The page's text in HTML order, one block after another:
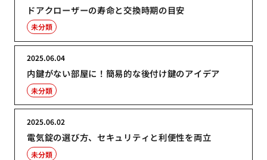
ドアクローザーの寿命と交換時期の目安
未分類
内鍵がない部屋に！簡易的な後付け鍵のアイデア
2025.06.04
未分類
電気錠の選び方、セキュリティと利便性を両立
2025.06.02
未分類